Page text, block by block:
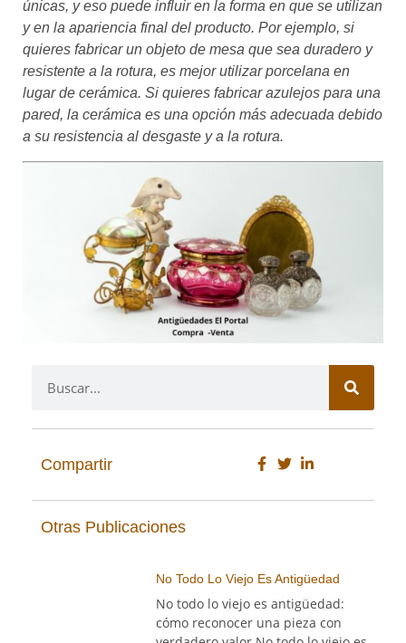
únicas, y eso puede influir en la forma en que se utilizan
y en la apariencia final del producto. Por ejemplo, si
quieres fabricar un objeto de mesa que sea duradero y
resistente a la rotura, es mejor utilizar porcelana en
lugar de cerámica. Si quieres fabricar azulejos para una
pared, la cerámica es una opción más adecuada debido
a su resistencia al desgaste y a la rotura.
Compartir
Otras Publicaciones
No Todo Lo Viejo Es Antigüedad
No todo lo viejo es antigüedad:
cómo reconocer una pieza con